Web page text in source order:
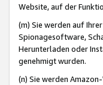
Website, auf der
(m) Sie werden auf
Spionagesoftware,
Herunterladen oder
genehmigt wurden.
(n) Sie werden